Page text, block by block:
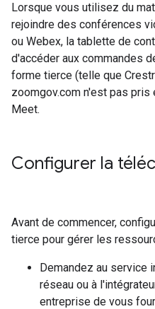
Lorsque vous utilisez du
rejoindre des conférences
ou Webex, la tablette de
d'accéder aux commandes
forme tierce (telle que
zoomgov.com n'est pas pris
Meet.
Configurer la
Avant de commencer,
tierce pour gérer les
Demandez au service
réseau ou à
entreprise de vous